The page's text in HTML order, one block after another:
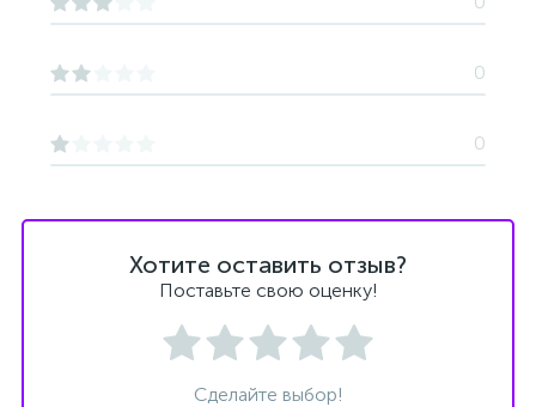
Хотите оставить отзыв?
Поставьте свою оценку!
Сделайте выбор!
0
0